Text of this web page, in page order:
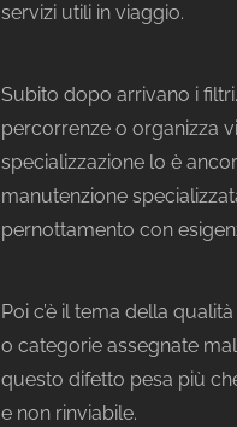
servizi utili in viaggio.
Subito dopo arrivano i
percorrenze o organizza
specializzazione lo è
manutenzione
pernottamento con
Poi c’è il tema della
o categorie assegnate
questo difetto pesa più
e non rinviabile.